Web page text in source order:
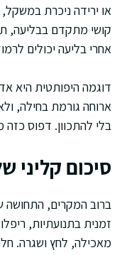
או ירידה ניכרת במשקל,
קושי מתקדם בבליעה,
אחרי בליעה יכולים
דוגמה היפותטית היא
ארוחה גורמת בחילה,
בלי להתכוון. דפוס כזה
סיכום קליני
ברוב המקרים,
זמנית בתנועתיות,
מאכילה, לחץ ושגרה.